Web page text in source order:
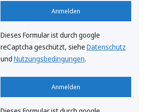
Anmelden
Dieses Formular ist durch google
reCaptcha geschützt, siehe Datenschutz
und Nutzungsbedingungen.
Anmelden